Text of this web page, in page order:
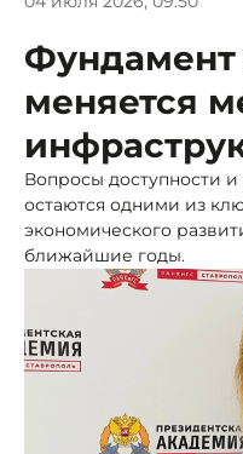
Фундамент
меняется
Вопросы доступности и
остаются одними из
экономического
ближайшие годы.